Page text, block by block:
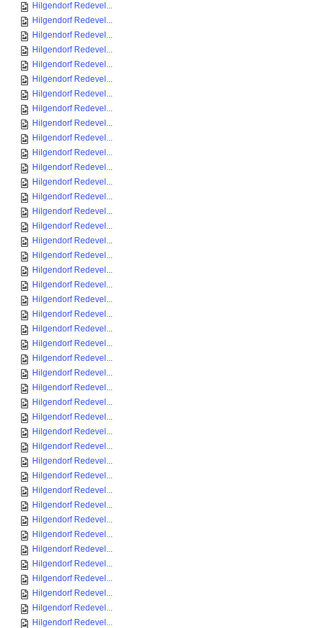
Hilgendorf Redevel...
Hilgendorf Redevel...
Hilgendorf Redevel...
Hilgendorf Redevel...
Hilgendorf Redevel...
Hilgendorf Redevel...
Hilgendorf Redevel...
Hilgendorf Redevel...
Hilgendorf Redevel...
Hilgendorf Redevel...
Hilgendorf Redevel...
Hilgendorf Redevel...
Hilgendorf Redevel...
Hilgendorf Redevel...
Hilgendorf Redevel...
Hilgendorf Redevel...
Hilgendorf Redevel...
Hilgendorf Redevel...
Hilgendorf Redevel...
Hilgendorf Redevel...
Hilgendorf Redevel...
Hilgendorf Redevel...
Hilgendorf Redevel...
Hilgendorf Redevel...
Hilgendorf Redevel...
Hilgendorf Redevel...
Hilgendorf Redevel...
Hilgendorf Redevel...
Hilgendorf Redevel...
Hilgendorf Redevel...
Hilgendorf Redevel...
Hilgendorf Redevel...
Hilgendorf Redevel...
Hilgendorf Redevel...
Hilgendorf Redevel...
Hilgendorf Redevel...
Hilgendorf Redevel...
Hilgendorf Redevel...
Hilgendorf Redevel...
Hilgendorf Redevel...
Hilgendorf Redevel...
Hilgendorf Redevel...
Hilgendorf Redevel...